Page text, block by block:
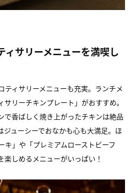
ィサリーメニューを満喫し
ティサリーメニューも充実。ランチメ
リーチキンプレート」がおすすめ。
で香ばしく焼き上がったチキンは絶品
ジューシーでおなかも心も大満足。ほ
キ」や「プレミアムローストビーフ
しめるメニューがいっぱい！